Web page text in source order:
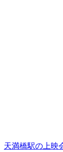
天満橋駅の上映